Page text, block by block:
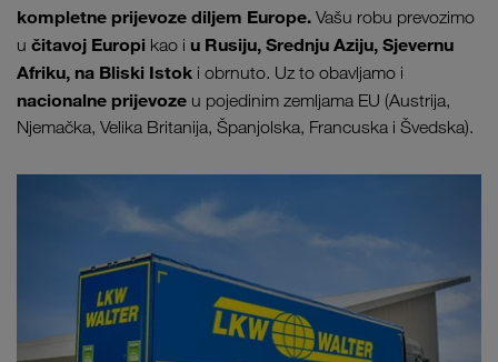
kompletne prijevoze diljem Europe. Vašu robu prevozimo
u čitavoj Europi kao i u Rusiju, Srednju Aziju, Sjevernu
Afriku, na Bliski Istok i obrnuto. Uz to obavljamo i
nacionalne prijevoze u pojedinim zemljama EU (Austrija,
Njemačka, Velika Britanija, Španjolska, Francuska i Švedska).